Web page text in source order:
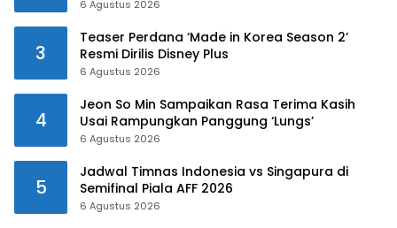
6 Agustus 2026
3
Teaser Perdana ‘Made in Korea Season 2’
Resmi Dirilis Disney Plus
6 Agustus 2026
4
Jeon So Min Sampaikan Rasa Terima Kasih
Usai Rampungkan Panggung ‘Lungs’
6 Agustus 2026
5
Jadwal Timnas Indonesia vs Singapura di
Semifinal Piala AFF 2026
6 Agustus 2026